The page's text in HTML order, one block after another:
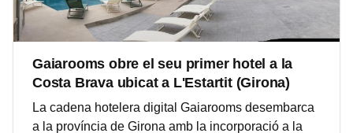
Gaiarooms obre el seu primer hotel a la
Costa Brava ubicat a L'Estartit (Girona)
La cadena hotelera digital Gaiarooms desembarca
a la província de Girona amb la incorporació a la